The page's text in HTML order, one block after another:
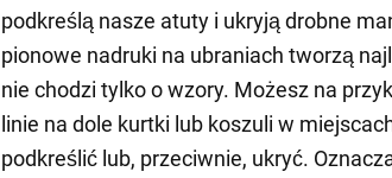
podkreślą nasze atuty i ukryją drobne
pionowe nadruki na ubraniach tworzą
nie chodzi tylko o wzory. Możesz na
linie na dole kurtki lub koszuli w
podkreślić lub, przeciwnie, ukryć.